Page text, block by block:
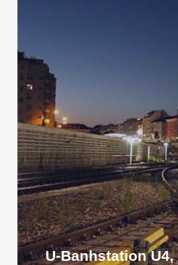
U-Banhstation U4,